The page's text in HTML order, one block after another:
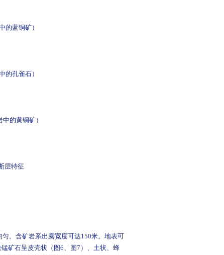
的蓝铜矿）
的孔雀石）
的黄铜矿）
层特征
。含矿岩系出露宽度可达150米。地表可
矿石呈皮壳状（图6、图7）、土状、蜂